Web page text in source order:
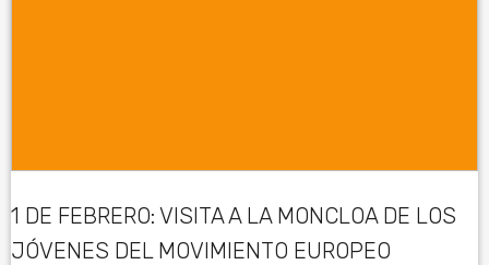
1 DE FEBRERO: VISITA A LA MONCLOA DE LOS
JÓVENES DEL MOVIMIENTO EUROPEO